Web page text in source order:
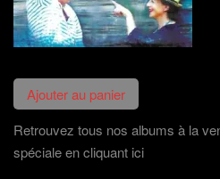
Retrouvez tous nos albums à la
spéciale en cliquant ici